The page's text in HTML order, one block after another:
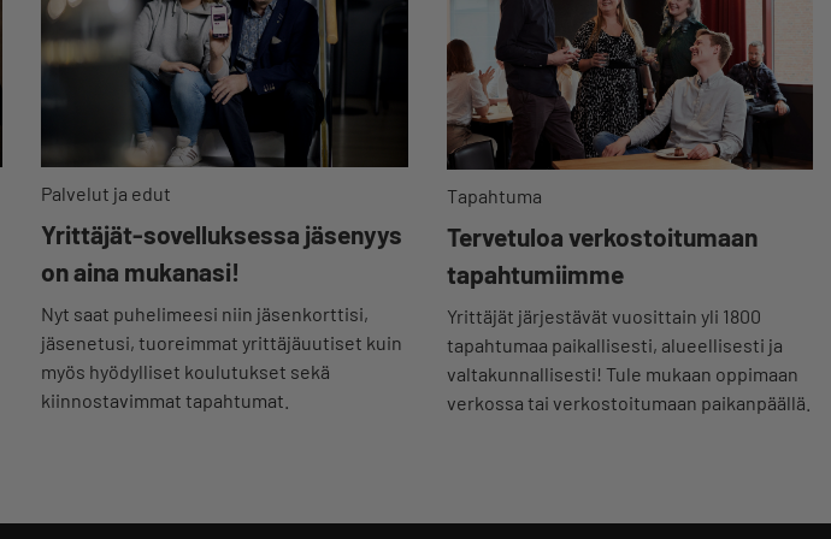
Palvelut ja edut
Yrittäjät-sovelluksessa jäsenyys
on aina mukanasi!
Nyt saat puhelimeesi niin jäsenkorttisi,
jäsenetusi, tuoreimmat yrittäjäuutiset kuin
myös hyödylliset koulutukset sekä
kiinnostavimmat tapahtumat.
Tapahtuma
Tervetuloa verkostoitumaan
tapahtumiimme
Yrittäjät järjestävät vuosittain yli 1800
tapahtumaa paikallisesti, alueellisesti ja
valtakunnallisesti! Tule mukaan oppimaan
verkossa tai verkostoitumaan paikanpäällä.